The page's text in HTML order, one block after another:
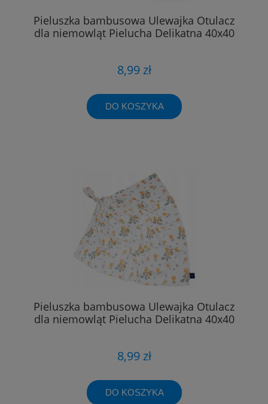
Pieluszka bambusowa Ulewajka Otulacz
dla niemowląt Pielucha Delikatna 40x40
8,99 zł
DO KOSZYKA
Pieluszka bambusowa Ulewajka Otulacz
dla niemowląt Pielucha Delikatna 40x40
8,99 zł
DO KOSZYKA